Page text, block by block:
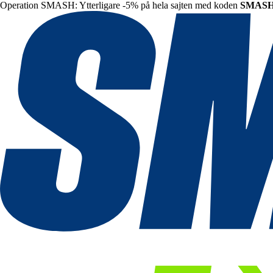
Operation SMASH: Ytterligare -5% på hela sajten med koden